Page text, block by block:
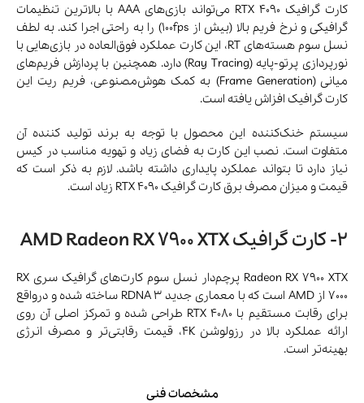
کارت گرافیک RTX 4090 می‌تواند بازی‌های AAA با بالاترین تنظیمات
گرافیکی و نرخ فریم بالا (بیش از 100fps) را به راحتی اجرا کند. به لطف
نسل سوم هسته‌های RT، این کارت عملکرد فوق‌العاده در بازی‌هایی با
نورپردازی پرتو-پایه (Ray Tracing) دارد. همچنین با پردازش فریم‌های
میانی (Frame Generation) به کمک هوش‌مصنوعی، فریم ریت این
کارت گرافیک افزاش یافته است.
سیستم خنک‌کننده این محصول با توجه به برند تولید کننده آن
متفاوت است. نصب این کارت به فضای زیاد و تهویه مناسب در کیس
نیاز دارد تا بتواند عملکرد پایداری داشته باشد. لازم به ذکر است که
قیمت و میزان مصرف برق کارت گرافیک RTX 4090 زیاد است.
2- کارت گرافیک AMD Radeon RX 7900 XTX
Radeon RX 7900 XTX پرچم‌دار نسل سوم کارت‌های گرافیک سری RX
7000 از AMD است که با معماری جدید RDNA 3 ساخته شده و درواقع
برای رقابت مستقیم با RTX 4080 طراحی شده و تمرکز اصلی آن روی
ارائه عملکرد بالا در رزولوشن 4K، قیمت رقابتی‌تر و مصرف انرژی
بهینه‌تر است.
مشخصات فنی